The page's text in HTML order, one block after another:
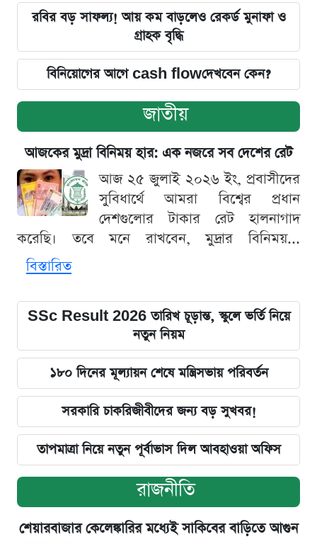
রবির বড় সাফল্য! আয় কম বাড়লেও রেকর্ড মুনাফা ও
গ্রাহক বৃদ্ধি
বিনিয়োগের আগে cash flowদেখবেন কেন?
জাতীয়
আজকের মুদ্রা বিনিময় হার: এক নজরে সব দেশের রেট
আজ ২৫ জুলাই ২০২৬ ইং, প্রবাসীদের
সুবিধার্থে আমরা বিশ্বের প্রধান
দেশগুলোর টাকার রেট হালনাগাদ
করেছি। তবে মনে রাখবেন, মুদ্রার বিনিময়...
বিস্তারিত
SSc Result 2026 তারিখ চূড়ান্ত, স্কুলে ভর্তি নিয়ে
নতুন নিয়ম
১৮০ দিনের মূল্যায়ন শেষে মন্ত্রিসভায় পরিবর্তন
সরকারি চাকরিজীবীদের জন্য বড় সুখবর!
তাপমাত্রা নিয়ে নতুন পূর্বাভাস দিল আবহাওয়া অফিস
রাজনীতি
শেয়ারবাজার কেলেঙ্কারির মধ্যেই সাকিবের বাড়িতে আগুন